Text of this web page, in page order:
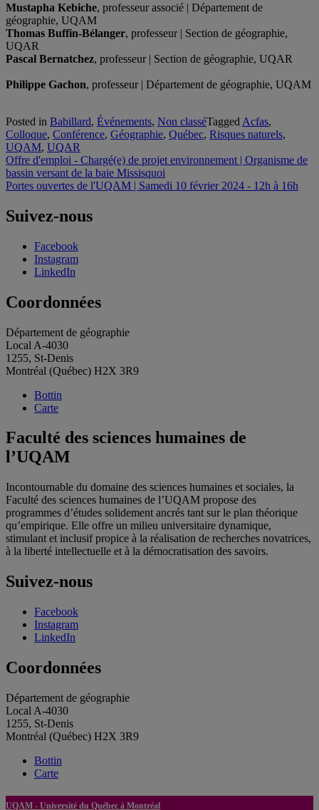
Mustapha Kebiche, professeur associé | Département de
géographie, UQAM
Thomas Buffin-Bélanger, professeur | Section de géographie,
UQAR
Pascal Bernatchez, professeur | Section de géographie, UQAR
Philippe Gachon, professeur | Département de géographie, UQAM
Posted in Babillard, Événements, Non classéTagged Acfas,
Colloque, Conférence, Géographie, Québec, Risques naturels,
UQAM, UQAR
Navigation
de
Offre d'emploi - Chargé(e) de projet environnement | Organisme de
bassin versant de la baie Missisquoi
Portes ouvertes de l'UQAM | Samedi 10 février 2024 - 12h à 16h
Suivez-nous
Facebook
Instagram
LinkedIn
Coordonnées
Département de géographie
Local A-4030
1255, St-Denis
Montréal (Québec) H2X 3R9
Bottin
Carte
Faculté des sciences humaines de
l’UQAM
Incontournable du domaine des sciences humaines et sociales, la
Faculté des sciences humaines de l’UQAM propose des
programmes d’études solidement ancrés tant sur le plan théorique
qu’empirique. Elle offre un milieu universitaire dynamique,
stimulant et inclusif propice à la réalisation de recherches novatrices,
à la liberté intellectuelle et à la démocratisation des savoirs.
Suivez-nous
Facebook
Instagram
LinkedIn
Coordonnées
Département de géographie
Local A-4030
1255, St-Denis
Montréal (Québec) H2X 3R9
Bottin
Carte
UQAM - Université du Québec à Montréal